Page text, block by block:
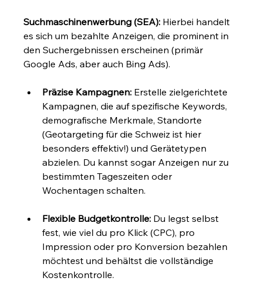
Suchmaschinenwerbung (SEA): Hierbei handelt
es sich um bezahlte Anzeigen, die prominent in
den Suchergebnissen erscheinen (primär
Google Ads, aber auch Bing Ads).
Präzise Kampagnen: Erstelle zielgerichtete
Kampagnen, die auf spezifische Keywords,
demografische Merkmale, Standorte
(Geotargeting für die Schweiz ist hier
besonders effektiv!) und Gerätetypen
abzielen. Du kannst sogar Anzeigen nur zu
bestimmten Tageszeiten oder
Wochentagen schalten.
Flexible Budgetkontrolle: Du legst selbst
fest, wie viel du pro Klick (CPC), pro
Impression oder pro Konversion bezahlen
möchtest und behältst die vollständige
Kostenkontrolle.